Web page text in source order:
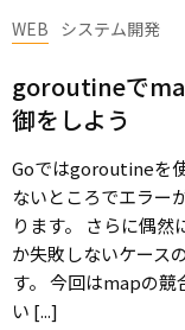
WEB システム開発
goroutineで
御をしよう
Goではgoroutineを
ないところでエラー
ります。 さらに偶
か失敗しないケース
す。 今回はmapの
い [...]